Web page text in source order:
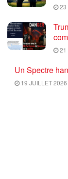
23
21
Un Spectre
19 JUILLET 2026